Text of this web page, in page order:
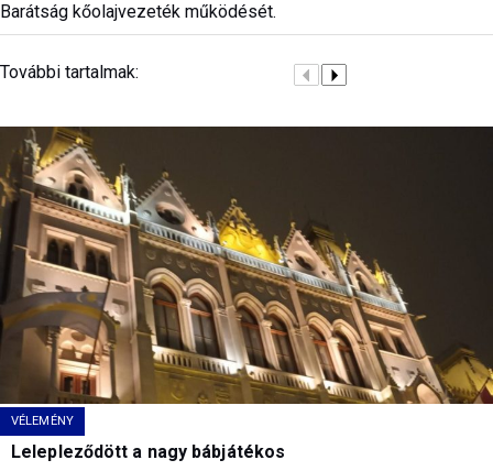
Barátság kőolajvezeték működését.
További tartalmak:
VÉLEMÉNY
Lelepleződött a nagy bábjátékos